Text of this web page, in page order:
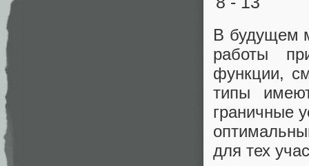
В будущем
работы
функции,
типы
граничные
для тех